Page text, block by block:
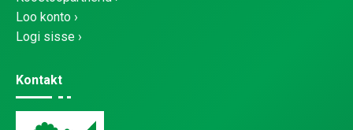
Loo konto
Logi sisse
Kontakt